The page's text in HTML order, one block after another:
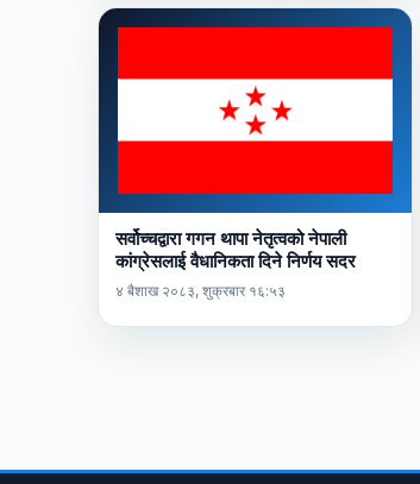
सर्वोच्चद्वारा गगन थापा नेतृत्वको नेपाली
कांग्रेसलाई वैधानिकता दिने निर्णय सदर
४ बैशाख २०८३, शुक्रबार १६:५३